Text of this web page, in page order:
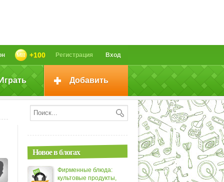
Вход
Регистрация
+100
Добавить
Новое в блогах
Фирменные блюда:
культовые продукты,